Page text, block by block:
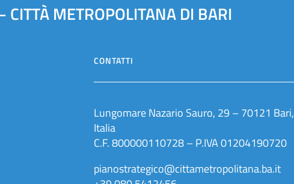
CITTÀ METROPOLITANA DI BARI
CONTATTI
Lungomare Nazario Sauro, 29 – 70121 Bari,
Italia
C.F. 800000110728 – P.IVA 01204190720
pianostrategico@cittametropolitana.ba.it